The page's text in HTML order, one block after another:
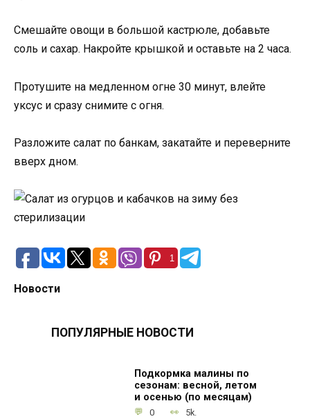
Смешайте овощи в большой кастрюле, добавьте
соль и сахар. Накройте крышкой и оставьте на 2 часа.
Протушите на медленном огне 30 минут, влейте
уксус и сразу снимите с огня.
Разложите салат по банкам, закатайте и переверните
вверх дном.
1
Новости
ПОПУЛЯРНЫЕ НОВОСТИ
Подкормка малины по
сезонам: весной, летом
и осенью (по месяцам)
0 5k.